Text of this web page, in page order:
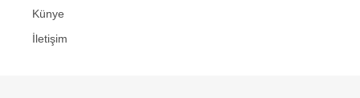
Künye
İletişim